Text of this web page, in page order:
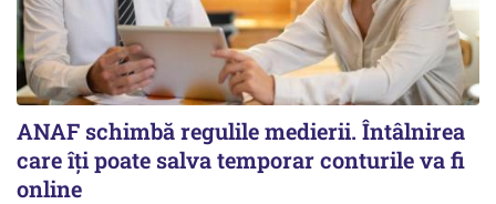
ANAF schimbă regulile medierii. Întâlnirea
care îți poate salva temporar conturile va fi
online